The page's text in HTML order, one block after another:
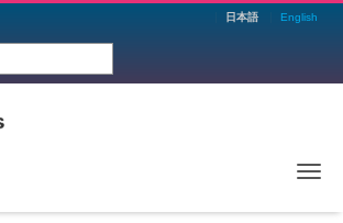
日本語 English